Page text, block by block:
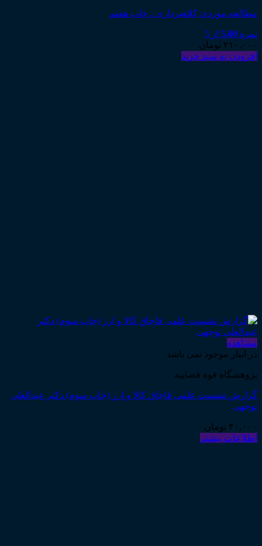
مطالعه موردی کلاهبرداری ـ چاپ هفتم
نمره 5.00 از 5
۲۱۰,۰۰۰ تومان
افزودن به سبد خرید
مشاهده
در انبار موجود نمی باشد
پژوهشگاه قوه قضاییه
گزارش نشست علمی قاچاق کالا و ارز (چاپ سوم) دکتر عبدالعلی
توجهی
۴۰,۰۰۰ تومان
اطلاعات بیشتر